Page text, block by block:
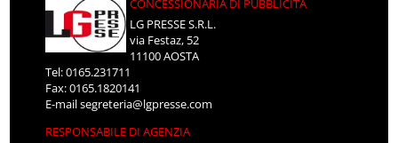
CONCESSIONARIA DI PUBBLICITÀ
LG PRESSE S.R.L.
via Festaz, 52
11100 AOSTA
Tel: 0165.231711
Fax: 0165.1820141
E-mailsegreteria@lgpresse.com
RESPONSABILE DI AGENZIA